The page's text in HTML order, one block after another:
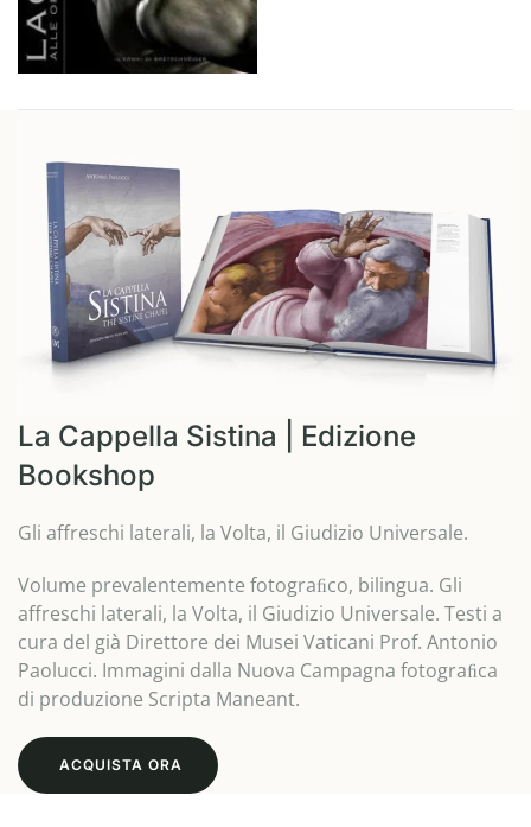
La Cappella Sistina | Edizione
Bookshop
Gli affreschi laterali, la Volta, il Giudizio Universale.
Volume prevalentemente fotograﬁco, bilingua. Gli
affreschi laterali, la Volta, il Giudizio Universale. Testi a
cura del già Direttore dei Musei Vaticani Prof. Antonio
Paolucci. Immagini dalla Nuova Campagna fotograﬁca
di produzione Scripta Maneant.
ACQUISTA ORA